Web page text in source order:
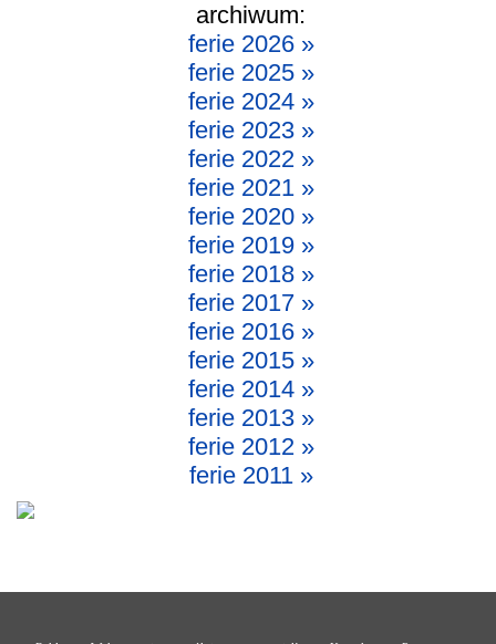
archiwum:
ferie 2026 »
ferie 2025 »
ferie 2024 »
ferie 2023 »
ferie 2022 »
ferie 2021 »
ferie 2020 »
ferie 2019 »
ferie 2018 »
ferie 2017 »
ferie 2016 »
ferie 2015 »
ferie 2014 »
ferie 2013 »
ferie 2012 »
ferie 2011 »